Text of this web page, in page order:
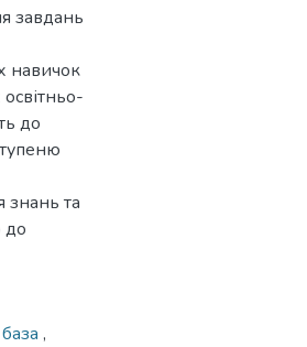
завдань
навичок
до
знань та
до
,